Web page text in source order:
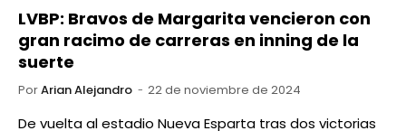
LVBP: Bravos de Margarita vencieron con
gran racimo de carreras en inning de la
suerte
PorArian Alejandro 22 de noviembre de 2024
De vuelta al estadio Nueva Esparta tras dos victorias